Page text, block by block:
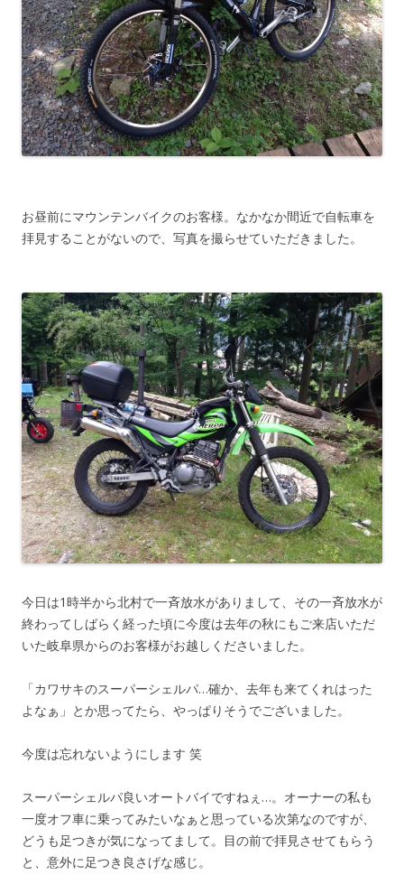
お昼前にマウンテンバイクのお客様。なかなか間近で自転車を
拝見することがないので、写真を撮らせていただきました。
今日は1時半から北村で一斉放水がありまして、その一斉放水が
終わってしばらく経った頃に今度は去年の秋にもご来店いただ
いた岐阜県からのお客様がお越しくださいました。
「カワサキのスーパーシェルパ…確か、去年も来てくれはった
よなぁ」とか思ってたら、やっぱりそうでございました。
今度は忘れないようにします 笑
スーパーシェルパ良いオートバイですねぇ…。オーナーの私も
一度オフ車に乗ってみたいなぁと思っている次第なのですが、
どうも足つきが気になってまして。目の前で拝見させてもらう
と、意外に足つき良さげな感じ。